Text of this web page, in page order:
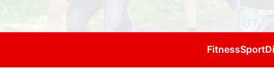
FitnessSport